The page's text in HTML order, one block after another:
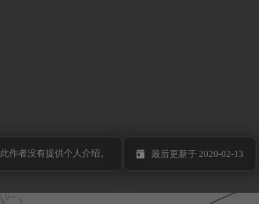
此作者没有提供个人介绍。 最后更新于 2020-02-13